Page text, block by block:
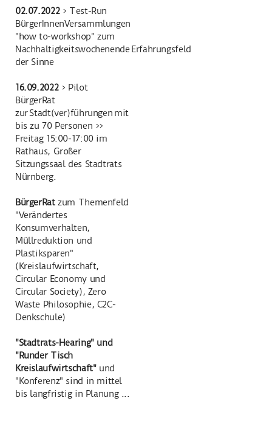
02.07.2022> Test-Run
BürgerInnenVersammlungen
"how to-workshop" zum
Nachhaltigkeitswochenende Erfahrungsfeld
der Sinne
16.09.2022> Pilot
BürgerRat
zur Stadt(ver)führungen mit
bis zu 70 Personen >>
Freitag 15:00-17:00 im
Rathaus, Großer
Sitzungssaal des Stadtrats
Nürnberg.
BürgerRatzum Themenfeld
"Verändertes
Konsumverhalten,
Müllreduktion und
Plastiksparen"
(Kreislaufwirtschaft,
Circular Economy und
Circular Society), Zero
Waste Philosophie, C2C-
Denkschule)
"Stadtrats-Hearing" und
"Runder Tisch
Kreislaufwirtschaft"und
"Konferenz" sind in mittel
bis langfristig in Planung ...